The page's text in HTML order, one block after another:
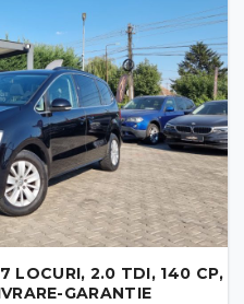
LOCURI, 2.0 TDI, 140 CP,
GARANTIE